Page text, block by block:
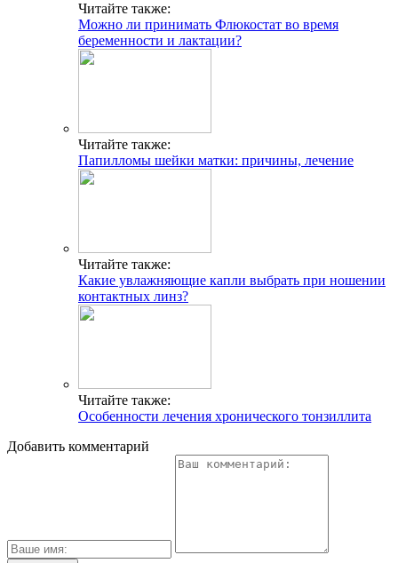
Читайте также:
Можно ли принимать Флюкостат во время
беременности и лактации?
Читайте также:
Папилломы шейки матки: причины, лечение
Читайте также:
Какие увлажняющие капли выбрать при ношении
контактных линз?
Читайте также:
Особенности лечения хронического тонзиллита
Добавить комментарий